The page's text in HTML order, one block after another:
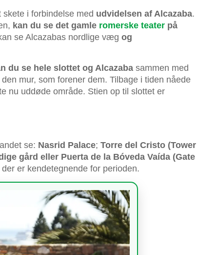
i forbindelse med udvidelsen af Alcazaba.
kan du se det gamle romerske teater på
se Alcazabas nordlige væg og
du se hele slottet og Alcazaba sammen med
mur, som forener dem. Tilbage i tiden nåede
nu uddøde område. Stien op til slottet er
se: Nasrid Palace; Torre del Cristo (Tower
gård eller Puerta de la Bóveda Vaída (Gate
er kendetegnende for perioden.